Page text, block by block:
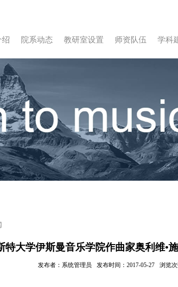
绍 院系动态 教研室设置 师资队伍 学科
特大学伊斯曼音乐学院作曲家奥利维•
发布者：系统管理员 发布时间：2017-05-27 浏览次